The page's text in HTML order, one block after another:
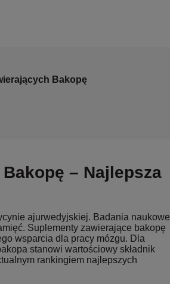
Bakopę
– Najlepsza
ajurwedyjskiej. Badania naukowe
Suplementy zawierające bakopę
wsparcia dla pracy mózgu. Dla
stanowi wartościowy składnik
rankingiem najlepszych